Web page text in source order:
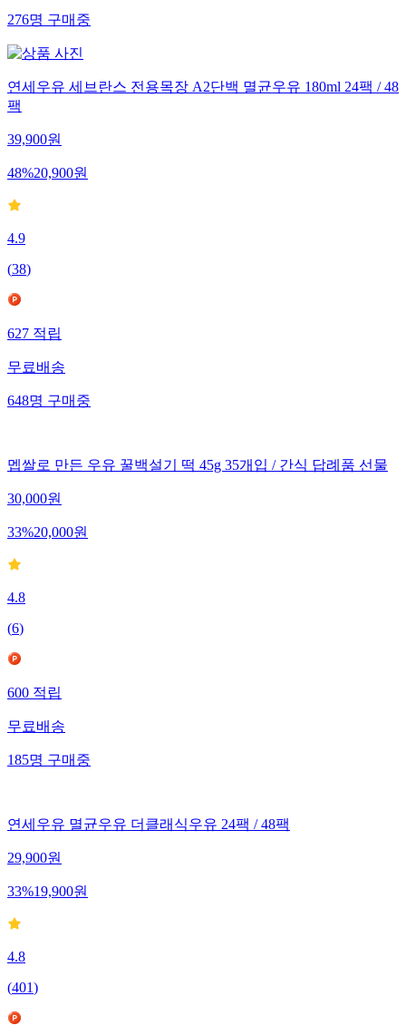
276명구매중
연세우유 세브란스 전용목장 A2단백 멸균우유 180ml 24팩 / 48
팩
39,900원
48%20,900원
4.9
(38)
627적립
무료배송
648명구매중
멥쌀로 만든 우유 꿀백설기 떡 45g 35개입 / 간식 답례품 선물
30,000원
33%20,000원
4.8
(6)
600적립
무료배송
185명구매중
연세우유 멸균우유 더클래식우유 24팩 / 48팩
29,900원
33%19,900원
4.8
(401)